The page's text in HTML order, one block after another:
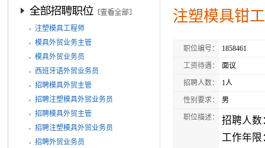
注塑模具工程师
模具外贸业务主管
模具外贸业务员
西班牙语外贸业务员
招聘模具外贸主管
招聘注塑模具外贸业务员
招聘模具外贸主管
招聘注塑模具外贸业务员
招聘外贸业务员
注塑模具钳工
职位编号： 1858461
工资待遇： 面议
招聘人数： 1人
性别要求： 男
职位描述：
招聘人数
工作年